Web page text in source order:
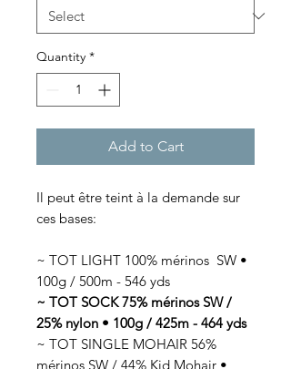
Quantity *
Add to Cart
Il peut être teint à la demande sur
ces bases:
~ TOT LIGHT 100% mérinos SW •
100g / 500m - 546 yds
~ TOT SOCK 75% mérinos SW /
25% nylon • 100g / 425m - 464 yds
~ TOT SINGLE MOHAIR 56%
mérinos SW / 44% Kid Mohair •